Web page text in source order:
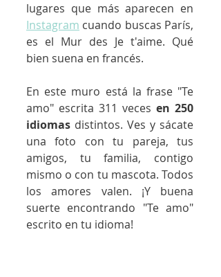
Instagram cuando buscas París,
es el Mur des Je t'aime. Qué
bien suena en francés.
En este muro está la frase "Te
amo" escrita 311 veces en 250
idiomas distintos. Ves y sácate
una foto con tu pareja, tus
amigos, tu familia, contigo
mismo o con tu mascota. Todos
los amores valen. ¡Y buena
suerte encontrando "Te amo"
escrito en tu idioma!